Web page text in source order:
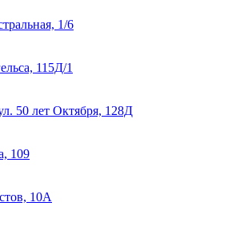
1/6
115Д/1
50 лет Октября, 128Д
109
10А